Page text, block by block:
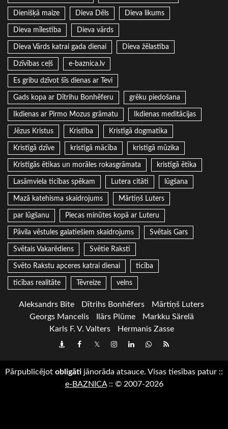
Dienišķā maize Dieva Dēls Dieva likums
Dieva mīlestība Dieva vārds
Dieva Vārds katrai gada dienai Dieva žēlastība
Dzīvības ceļš e-baznica.lv
Es gribu dzīvot šīs dienas ar Tevi
Gads kopa ar Dītrihu Bonhēferu grēku piedošana
Ikdienas ar Pirmo Mozus grāmatu Ikdienas meditācijas
Jēzus Kristus Kristība Kristīgā dogmatika
Kristīgā dzīve kristīgā mācība kristīgā mūzika
Kristīgās ētikas un morāles rokasgrāmata kristīgā ētika
Lasāmviela ticības spēkam Lutera citāti lūgšana
Mazā katehisma skaidrojums Mārtiņš Luters
par lūgšanu Piecas minūtes kopā ar Luteru
Pāvila vēstules galatiešiem skaidrojums Svētais Gars
Svētais Vakarēdiens Svētie Raksti
Svēto Rakstu apceres katrai dienai ticība
ticības realitāte Tēvreize velns
Aleksandrs Bite Dītrihs Bonhēfers
Mārtiņš Luters
Georgs Mancelis
Ilārs Plūme
Markku Särelä
Karls F. V. Valters
Hermanis Zasse
DraugiemFacebook
TwitterInstagram
LinkedInwhatsapp
RSS
Pārpublicējot obligāti jānorāda atsauce. Visas tiesības patur ::
e-BAZNICA:: © 2007-2026